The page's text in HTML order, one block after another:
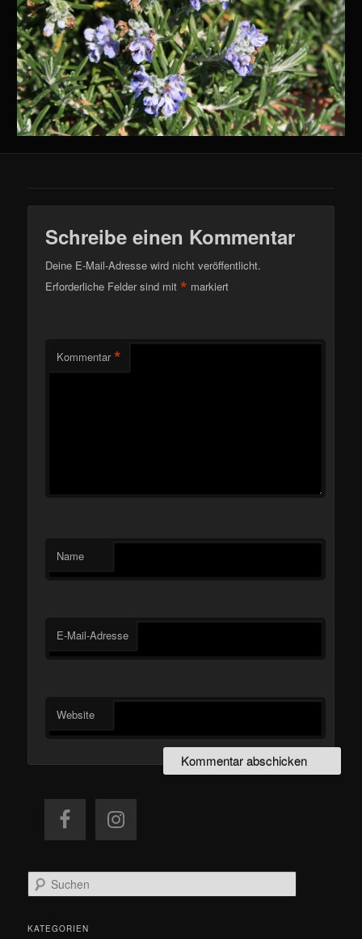
Schreibe einen Kommentar
Deine E-Mail-Adresse wird nicht veröffentlicht.
Erforderliche Felder sind mit* markiert
Kommentar *
Name
E-Mail-Adresse
Website
u
h
KATEGORIEN